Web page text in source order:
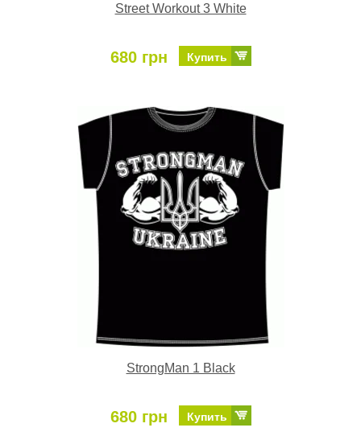
Street Workout 3 White
680 грн Купить
StrongMan 1 Black
680 грн Купить